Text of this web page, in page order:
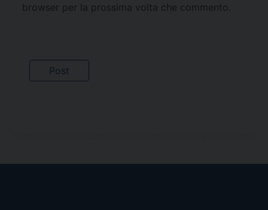
browser per la prossima volta che commento.